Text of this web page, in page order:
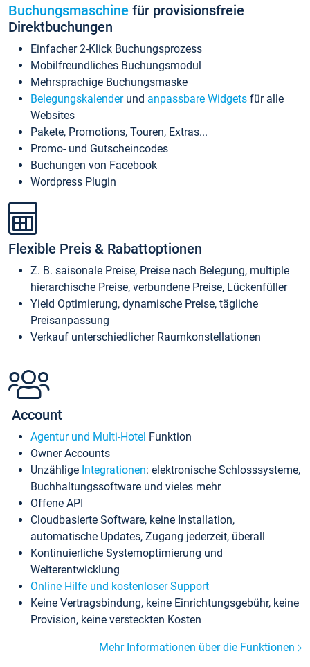
Buchungsmaschine für provisionsfreie
Direktbuchungen
Einfacher 2-Klick Buchungsprozess
Mobilfreundliches Buchungsmodul
Mehrsprachige Buchungsmaske
Belegungskalenderund anpassbare Widgets für alle
Websites
Pakete, Promotions, Touren, Extras...
Promo- und Gutscheincodes
Buchungen von Facebook
Wordpress Plugin
Flexible Preis & Rabattoptionen
Z. B. saisonale Preise, Preise nach Belegung, multiple
hierarchische Preise, verbundene Preise, Lückenfüller
Yield Optimierung, dynamische Preise, tägliche
Preisanpassung
Verkauf unterschiedlicher Raumkonstellationen
Account
Agentur und Multi-Hotel Funktion
Owner Accounts
Unzählige Integrationen: elektronische Schlosssysteme,
Buchhaltungssoftware und vieles mehr
Offene API
Cloudbasierte Software, keine Installation,
automatische Updates, Zugang jederzeit, überall
Kontinuierliche Systemoptimierung und
Weiterentwicklung
Online Hilfe und kostenloser Support
Keine Vertragsbindung, keine Einrichtungsgebühr, keine
Provision, keine versteckten Kosten
Mehr Informationen über die Funktionen